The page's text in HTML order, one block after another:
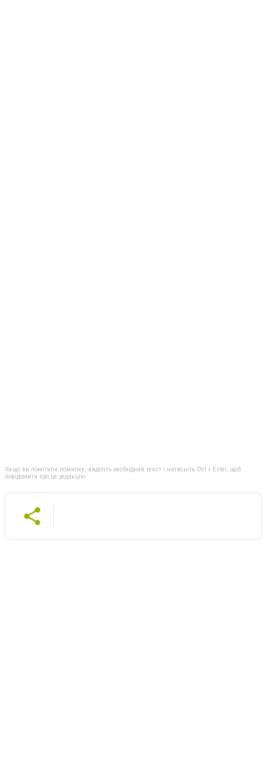
Якщо ви помітили помилку, виділіть необхідний текст і натисніть Ctrl + Enter, щоб
повідомити про це редакцію